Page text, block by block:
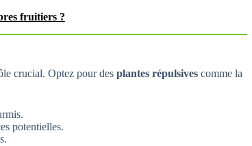
fruitiers ?
crucial. Optez pour des plantes répulsives comme la
potentielles.